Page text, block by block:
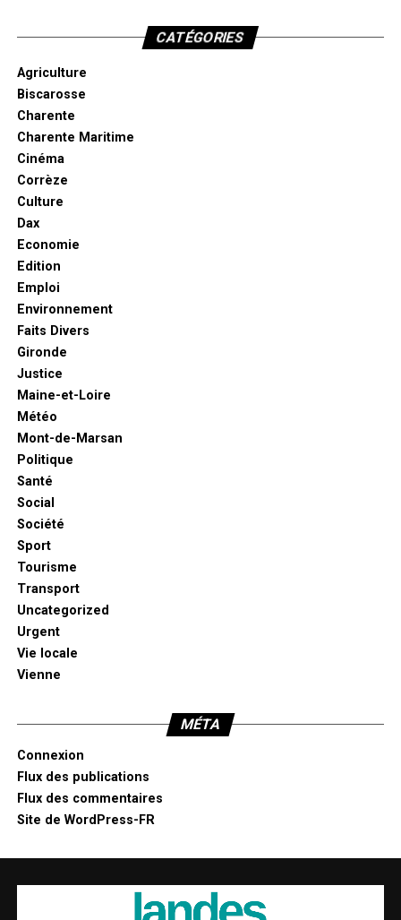
CATÉGORIES
Agriculture
Biscarosse
Charente
Charente Maritime
Cinéma
Corrèze
Culture
Dax
Economie
Edition
Emploi
Environnement
Faits Divers
Gironde
Justice
Maine-et-Loire
Météo
Mont-de-Marsan
Politique
Santé
Social
Société
Sport
Tourisme
Transport
Uncategorized
Urgent
Vie locale
Vienne
MÉTA
Connexion
Flux des publications
Flux des commentaires
Site de WordPress-FR